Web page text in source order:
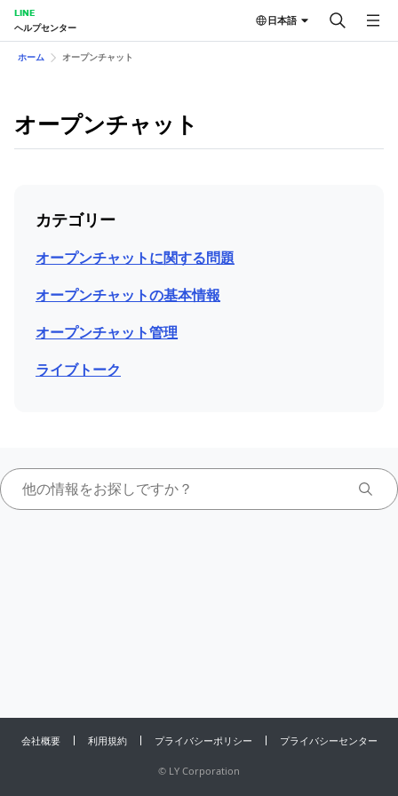
LINE
ヘルプセンター
日本語
ホーム オープンチャット
オープンチャット
カテゴリー
オープンチャットに関する問題
オープンチャットの基本情報
オープンチャット管理
ライブトーク
会社概要 利用規約 プライバシーポリシー プライバシーセンター
© LY Corporation